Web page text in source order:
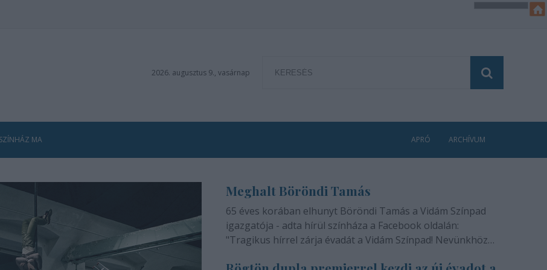
2026. augusztus 9., vasárnap
SZÍNHÁZ MA APRÓ ARCHÍVUM
Meghalt Böröndi Tamás
65 éves korában elhunyt Böröndi Tamás a Vidám Színpad
igazgatója - adta hírül színháza a Facebook oldalán:
"Tragikus hírrel zárja évadát a Vidám Színpad! Nevünkhöz